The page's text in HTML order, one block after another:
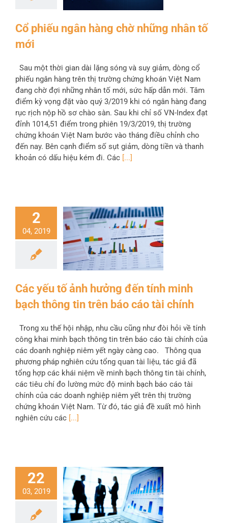
Cổ phiếu ngân hàng chờ những nhân tố
mới
Sau một thời gian dài lặng sóng và suy giảm, dòng cổ
phiếu ngân hàng trên thị trường chứng khoán Việt Nam
đang chờ đợi những nhân tố mới, sức hấp dẫn mới. Tâm
điểm kỳ vọng đặt vào quý 3/2019 khi có ngân hàng đang
rục rịch nộp hồ sơ chào sàn. Sau khi chỉ số VN-Index đạt
đỉnh 1014,51 điểm trong phiên 19/3/2019, thị trường
chứng khoán Việt Nam bước vào tháng điều chỉnh cho
đến nay. Bên cạnh điểm số sụt giảm, dòng tiền và thanh
khoản có dấu hiệu kém đi. Các [...]
2
04, 2019
Các yếu tố ảnh hưởng đến tính minh
bạch thông tin trên báo cáo tài chính
Trong xu thế hội nhập, nhu cầu cũng như đòi hỏi về tính
công khai minh bạch thông tin trên báo cáo tài chính của
các doanh nghiệp niêm yết ngày càng cao. Thông qua
phương pháp nghiên cứu tổng quan tài liệu, tác giả đã
tổng hợp các khái niệm về minh bạch thông tin tài chính,
các tiêu chí đo lường mức độ minh bạch báo cáo tài
chính của các doanh nghiệp niêm yết trên thị trường
chứng khoán Việt Nam. Từ đó, tác giả đề xuất mô hình
nghiên cứu các [...]
22
03, 2019